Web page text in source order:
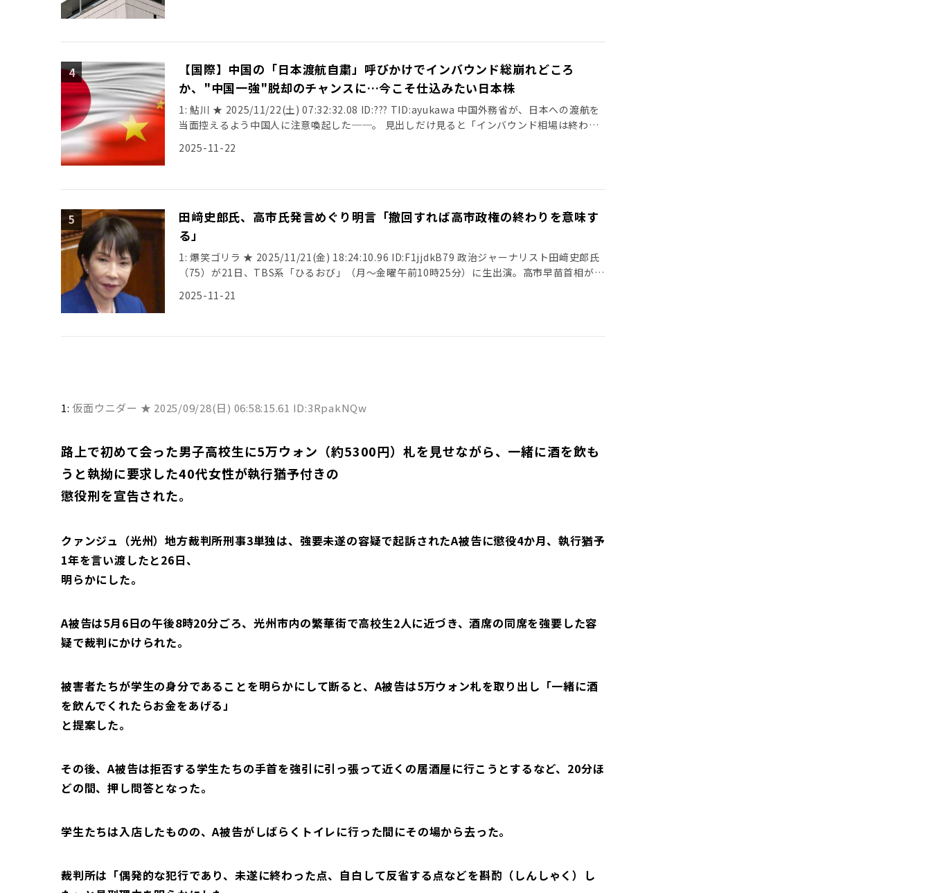
【国際】中国の「日本渡航自粛」呼びかけでインバウンド総崩れどころ
か、"中国一強"脱却のチャンスに…今こそ仕込みたい日本株
1: 鮎川 ★ 2025/11/22(土) 07:32:32.08 ID:??? TID:ayukawa 中国外務省が、日本への渡航を
当面控えるよう中国人に注意喚起した──。 見出しだけ見ると「インバウンド相場は終わ
2025-11-22
田﨑史郎氏、高市氏発言めぐり明言「撤回すれば高市政権の終わりを意味す
る」
1: 爆笑ゴリラ ★ 2025/11/21(金) 18:24:10.96 ID:F1jjdkB79 政治ジャーナリスト田﨑史郎氏
（75）が21日、TBS系「ひるおび」（月～金曜午前10時25分）に生出演。高市早苗首相が台
2025-11-21
1: 仮面ウニダー ★ 2025/09/28(日) 06:58:15.61 ID:3RpakNQw
路上で初めて会った男子高校生に5万ウォン（約5300円）札を見せながら、一緒に酒を飲も
うと執拗に要求した40代女性が執行猶予付きの
懲役刑を宣告された。
クァンジュ（光州）地方裁判所刑事3単独は、強要未遂の容疑で起訴されたA被告に懲役4か月、執行猶予
1年を言い渡したと26日、
明らかにした。
A被告は5月6日の午後8時20分ごろ、光州市内の繁華街で高校生2人に近づき、酒席の同席を強要した容
疑で裁判にかけられた。
被害者たちが学生の身分であることを明らかにして断ると、A被告は5万ウォン札を取り出し「一緒に酒
を飲んでくれたらお金をあげる」
と提案した。
その後、A被告は拒否する学生たちの手首を強引に引っ張って近くの居酒屋に行こうとするなど、20分ほ
どの間、押し問答となった。
学生たちは入店したものの、A被告がしばらくトイレに行った間にその場から去った。
裁判所は「偶発的な犯行であり、未遂に終わった点、自白して反省する点などを斟酌（しんしゃく）し